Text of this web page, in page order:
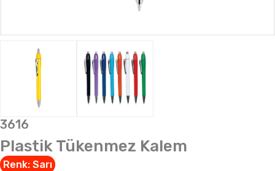
3616
Plastik Tükenmez Kalem
Renk: Sarı